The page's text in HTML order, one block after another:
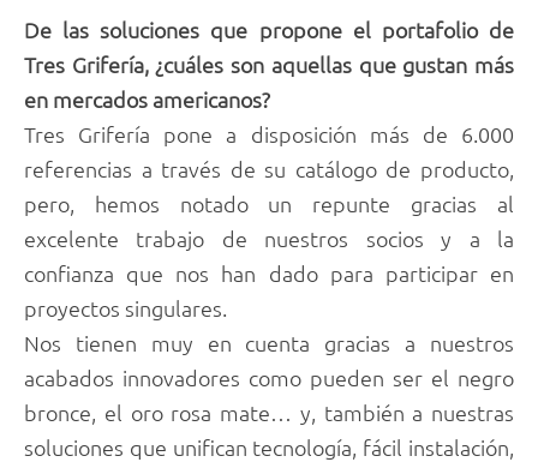
De las soluciones que propone el portafolio de
Tres Grifería, ¿cuáles son aquellas que gustan más
en mercados americanos?
Tres Grifería pone a disposición más de 6.000
referencias a través de su catálogo de producto,
pero, hemos notado un repunte gracias al
excelente trabajo de nuestros socios y a la
confianza que nos han dado para participar en
proyectos singulares.
Nos tienen muy en cuenta gracias a nuestros
acabados innovadores como pueden ser el negro
bronce, el oro rosa mate… y, también a nuestras
soluciones que unifican tecnología, fácil instalación,